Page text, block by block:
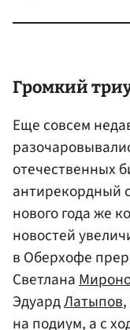
Громкий
Еще совсем
отечественных
антирекордный
нового года же
новостей
в Оберхофе
Светлана
ЭдуардЛатыпов
на подиум, а с